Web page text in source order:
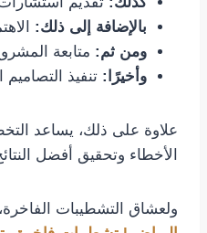
بالإضافة إلى ذلك:
ومن ثم: متابعة
وأخيرًا: تنفيذ التصاميم
علاوة على ذلك، يساعد
الأخطاء وتحقيق أفضل
ولعشاق التشطيبات